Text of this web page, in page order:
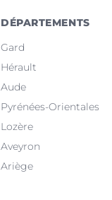
DÉPARTEMENTS
Gard
Hérault
Aude
Pyrénées-Orientales
Lozère
Aveyron
Ariège